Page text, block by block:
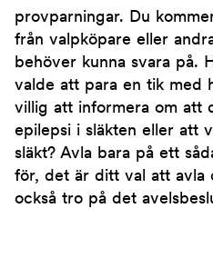
provparningar. Du
från valpköpare eller
behöver kunna svara på.
valde att para en tik med
villig att informera om att
epilepsi i släkten eller att
släkt? Avla bara på ett
för, det är ditt val att avla
också tro på det